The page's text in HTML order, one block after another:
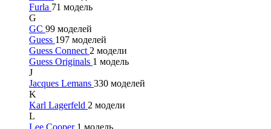
Furla 71 модель
G
GC 99 моделей
Guess 197 моделей
Guess Connect 2 модели
Guess Originals 1 модель
J
Jacques Lemans 330 моделей
K
Karl Lagerfeld 2 модели
L
Lee Cooper 1 модель